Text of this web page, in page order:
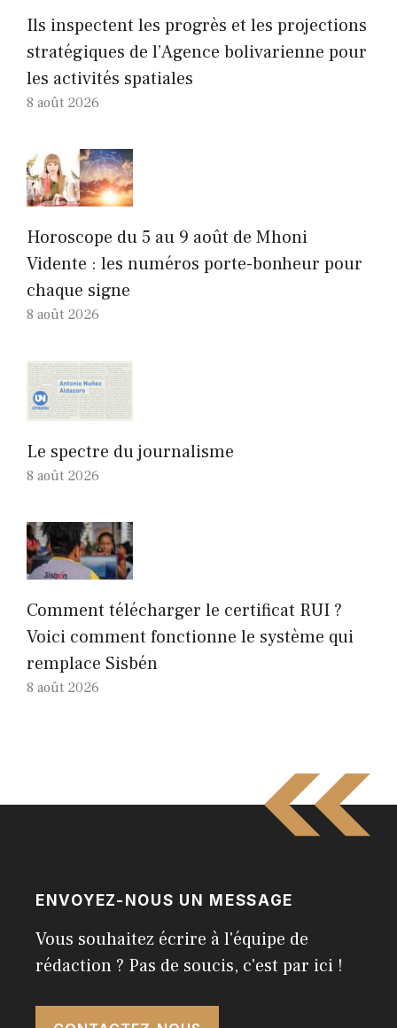
Ils inspectent les progrès et les projections
stratégiques de l’Agence bolivarienne pour
les activités spatiales
8 août 2026
Horoscope du 5 au 9 août de Mhoni
Vidente : les numéros porte-bonheur pour
chaque signe
8 août 2026
Le spectre du journalisme
8 août 2026
Comment télécharger le certificat RUI ?
Voici comment fonctionne le système qui
remplace Sisbén
8 août 2026
ENVOYEZ-NOUS UN MESSAGE
Vous souhaitez écrire à l'équipe de
rédaction ? Pas de soucis, c'est par ici !